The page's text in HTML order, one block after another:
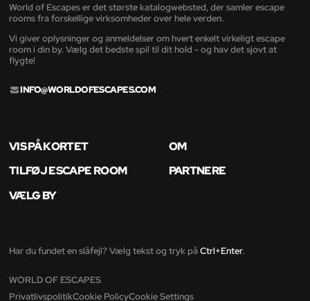
World of Escapes er det største katalogwebsted, der samler escape
rooms fra forskellige virksomheder over hele verden.
Vi giver oplysninger og anmeldelser om hvert enkelt virkeligt escape
room i din by. Vælg det bedste spil til dit hold - og hav det sjovt at
flygte!
INFO@WORLDOFESCAPES.COM
VIS PÅ KORTET
OM
TILFØJ ESCAPE ROOM
PARTNERE
VÆLG BY
Har du fundet en slåfejl? Vælg tekst og tryk på Ctrl+Enter.
WORLD OF ESCAPES
PrivatlivspolitikCookie PolicyCookie Settings